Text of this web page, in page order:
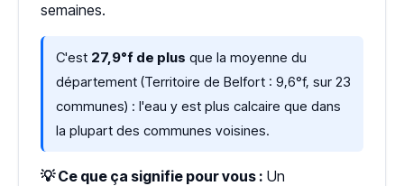
semaines.
C'est 27,9°f de plus que la moyenne du
département (Territoire de Belfort : 9,6°f, sur 23
communes) : l'eau y est plus calcaire que dans
la plupart des communes voisines.
💡 Ce que ça signifie pour vous : Un